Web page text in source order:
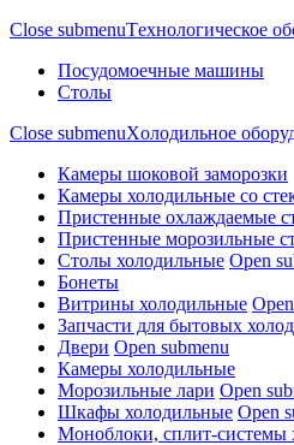
Close submenuTехнологическое
Посудомоечные машины
Столы
Close submenuXолодильное
Камеры шоковой заморозки
Камеры холодильные со
Пристенные охлаждаемые
Пристенные морозильные
Столы холодильные Open
Бонеты
Витрины холодильные
Запчасти для бытовых
Двери Open submenu
Камеры холодильные
Морозильные лари Open
Шкафы холодильные Open
Моноблоки, сплит-системы